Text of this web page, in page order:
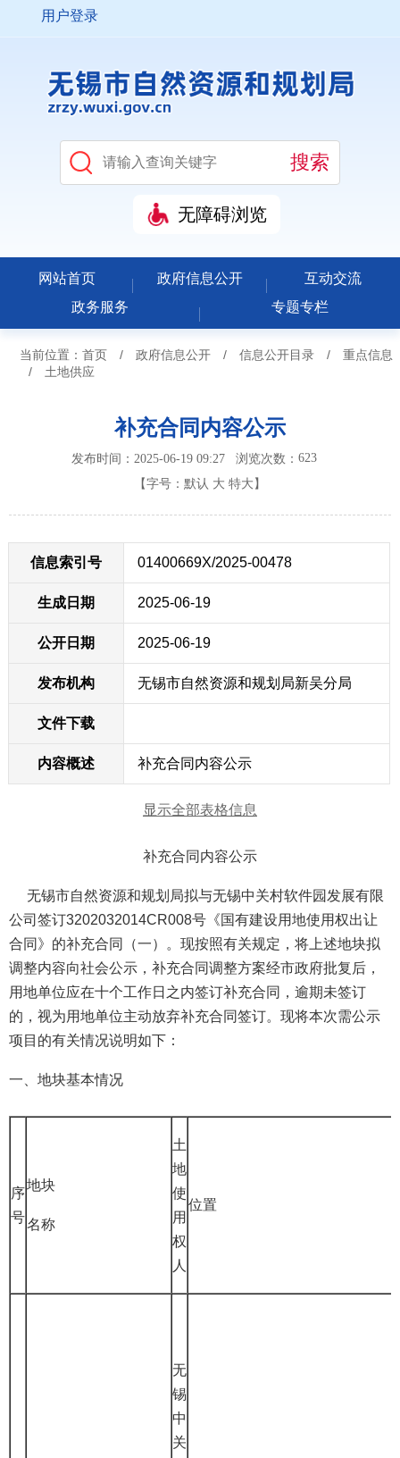
用户登录
无障碍浏览
网站首页 政府信息公开
互动交流
政务服务
专题专栏
当前位置： 首页 / 政府信息公开 / 信息公开目录 /
重点信息
/
土地供应
补充合同内容公示
发布时间：2025-06-19 09:27 浏览次数： 623
【字号： 默认 大 特大 】
信息索引号 01400669X/2025-00478
生成日期 2025-06-19
公开日期 2025-06-19
发布机构 无锡市自然资源和规划局新吴分局
文件下载
内容概述 补充合同内容公示
显示全部表格信息
补充合同内容公示
无锡市自然资源和规划局拟与无锡中关村软件园发展有限
公司签订3202032014CR008号《国有建设用地使用权出让
合同》的补充合同（一）。现按照有关规定，将上述地块拟
调整内容向社会公示，补充合同调整方案经市政府批复后，
用地单位应在十个工作日之内签订补充合同，逾期未签订
的，视为用地单位主动放弃补充合同签订。现将本次需公示
项目的有关情况说明如下：
一、地块基本情况
序
号
地块
名称
土
地
使
用
权
人
位置
无
锡
中
关